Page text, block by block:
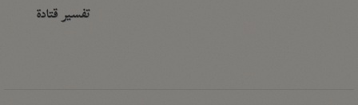
تفسير قتادة